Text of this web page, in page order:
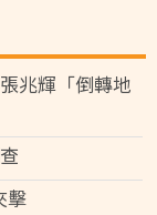
兆輝「倒轉地
擊